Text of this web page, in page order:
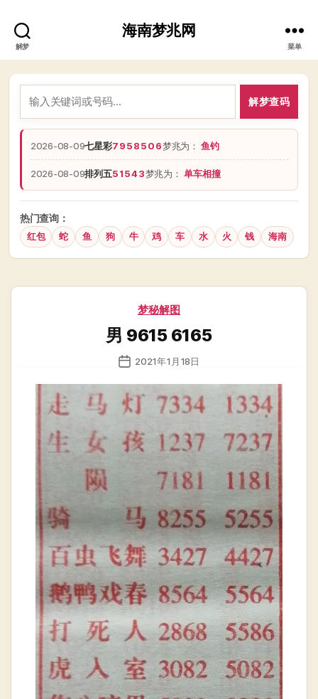
解梦
海南梦兆网
菜单
解梦查码
2026-08-09七星彩7958506梦兆为：鱼钓
2026-08-09排列五51543梦兆为：单车相撞
热门查询：
红包 蛇 鱼 狗 牛 鸡 车 水 火 钱 海南
分
梦秘解图
男 9615 6165
发
日
期
2021年1月18日